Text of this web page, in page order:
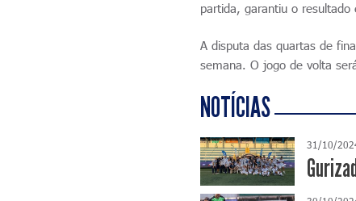
partida, garantiu o
A disputa das quartas de
semana. O jogo de volta
NOTÍCIAS
31/10/